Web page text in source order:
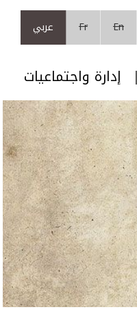
En
Fr عربي
إدارة واجتماعيات